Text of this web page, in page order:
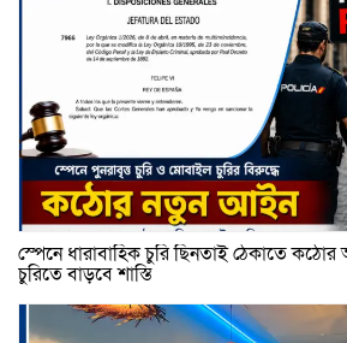
স্পেনে ধারাবাহিক চুরি ছিনতাই ঠেকাতে
চুরিতে বাড়বে শাস্তি